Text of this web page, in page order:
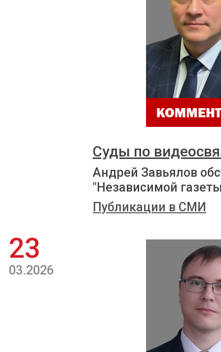
Суды по
Андрей Завьялов
"Независимой
Публикации в СМИ
23
03.2026